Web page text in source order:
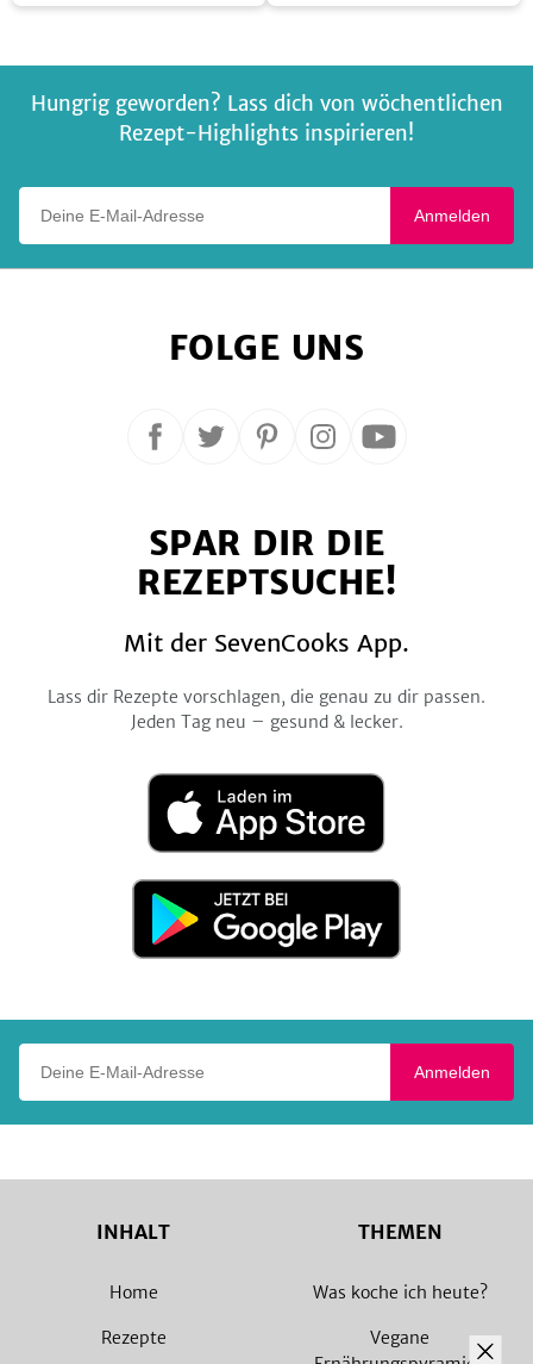
Balls
Frittata
Hungrig geworden? Lass dich von wöchentlichen
Rezept-Highlights inspirieren!
Anmelden
FOLGE UNS
Folge
Facebook
Folge
Twitter
Folge
Pinterest
Folge
Instagram
Folge
YouTube
SPAR DIR DIE
REZEPTSUCHE!
Mit der SevenCooks App.
Lass dir Rezepte vorschlagen, die genau zu dir passen.
Jeden Tag neu – gesund & lecker.
Laden
im
App
Jetzt
Google
Anmelden
INHALT
Home
Rezepte
THEMEN
Was koche ich heute?
Vegane